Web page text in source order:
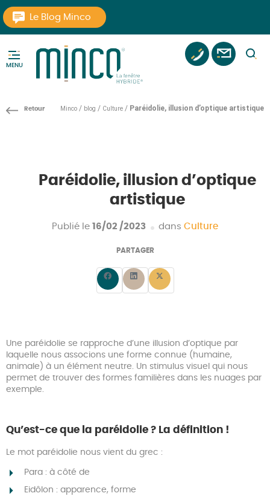
Aller au texte
Aller au menu
Le Blog Minco
MENU
tel
contenu
Minco / blog / Culture / Paréidolie, illusion d’optique artistique
Paréidolie, illusion d’optique
artistique
Publié le 16/02 /2023 dans Culture
PARTAGER
Une paréidolie se rapproche d’une illusion d’optique par
laquelle nous associons une forme connue (humaine,
animale) à un élément neutre. Un stimulus visuel qui nous
permet de trouver des formes familières dans les nuages par
exemple.
Qu’est-ce que la paréidolie ? La définition !
Le mot paréidolie nous vient du grec :
Para : à côté de
Eidôlon : apparence, forme